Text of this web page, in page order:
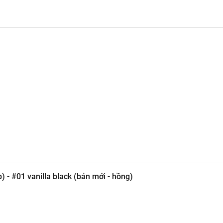
- #01 vanilla black (bản mới - hồng)